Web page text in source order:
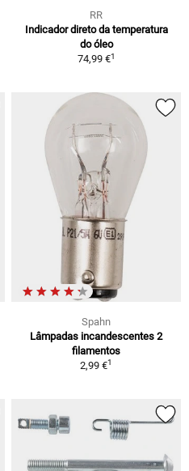
RR
Indicador direto da temperatura
do óleo
74,99 €1
Spahn
Lâmpadas incandescentes 2
filamentos
2,99 €1